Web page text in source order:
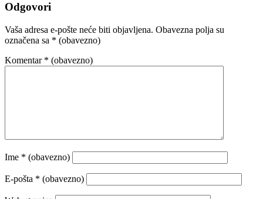
Odgovori
Vaša adresa e-pošte neće biti objavljena. Obavezna polja su
označena sa * (obavezno)
Komentar * (obavezno)
Ime * (obavezno)
E-pošta * (obavezno)